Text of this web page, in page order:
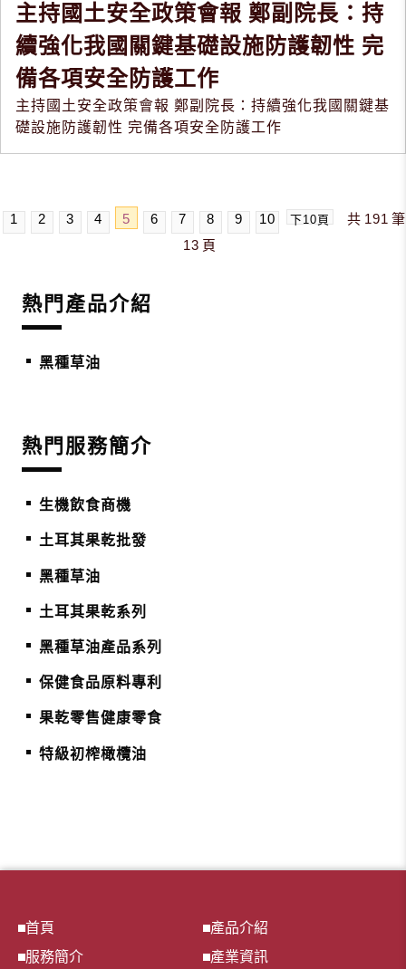
主持國土安全政策會報 鄭副院長：持
續強化我國關鍵基礎設施防護韌性 完
備各項安全防護工作
主持國土安全政策會報 鄭副院長：持續強化我國關鍵基
礎設施防護韌性 完備各項安全防護工作
1 2 3 4 5 6 7 8 9 10 下10頁 共 191 筆
13 頁
熱門產品介紹
黑種草油
熱門服務簡介
生機飲食商機
土耳其果乾批發
黑種草油
土耳其果乾系列
黑種草油產品系列
保健食品原料專利
果乾零售健康零食
特級初榨橄欖油
首頁
產品介紹
服務簡介
產業資訊